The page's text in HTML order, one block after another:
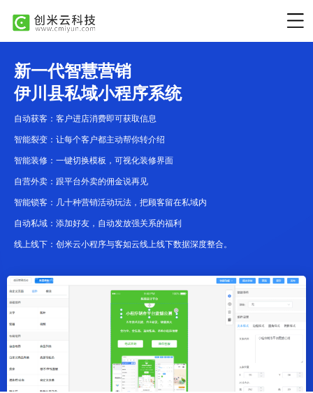
新一代智慧营销
伊川县私域小程序系统
自动获客：客户进店消费即可获取信息
智能裂变：让每个客户都主动帮你转介绍
智能装修：一键切换模板，可视化装修界面
自营外卖：跟平台外卖的佣金说再见
智能锁客：几十种营销活动玩法，把顾客留在私域内
自动私域：添加好友，自动发放强关系的福利
线上线下：创米云小程序与客如云线上线下数据深度整合。